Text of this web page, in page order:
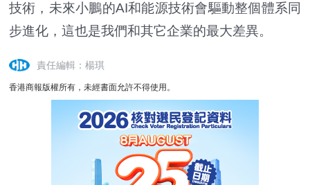
技術，未來小鵬的AI和能源技術會驅動整個體系同
步進化，這也是我們和其它企業的最大差異。
責任編輯：楊琪
香港商報版權所有，未經書面允許不得使用。